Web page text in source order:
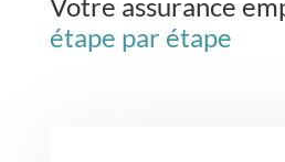
étape par étape